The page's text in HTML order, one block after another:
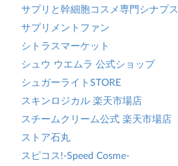
サプリと幹細胞コスメ専門シナプス
サプリメントファン
シトラスマーケット
シュウ ウエムラ 公式ショップ
シュガーライトSTORE
スキンロジカル 楽天市場店
スチームクリーム公式 楽天市場店
ストア石丸
スピコス!-Speed Cosme-